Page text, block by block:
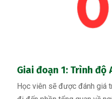
Giai đoạn 1: Trình độ
Học viên sẽ được đánh giá